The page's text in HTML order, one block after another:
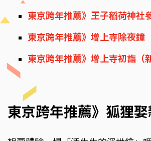
東京跨年推薦》王子稻荷神社
東京跨年推薦》增上寺除夜鐘
東京跨年推薦》增上寺初詣（
東京跨年推薦》狐狸